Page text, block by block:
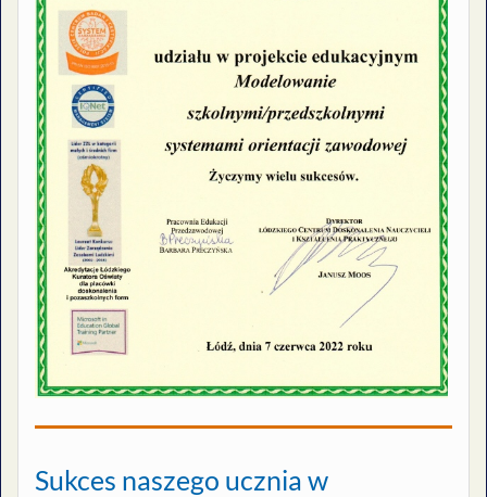
Sukces naszego ucznia w